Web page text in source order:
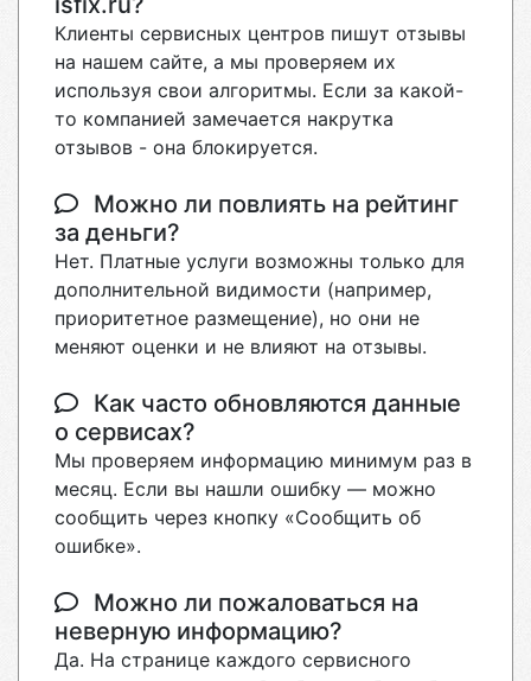
Клиенты сервисных центров пишут отзывы
на нашем сайте, а мы проверяем их
используя свои алгоритмы. Если за какой-
то компанией замечается накрутка
отзывов - она блокируется.
Можно ли повлиять на рейтинг
за деньги?
Нет. Платные услуги возможны только для
дополнительной видимости (например,
приоритетное размещение), но они не
меняют оценки и не влияют на отзывы.
Как часто обновляются данные
о сервисах?
Мы проверяем информацию минимум раз в
месяц. Если вы нашли ошибку — можно
сообщить через кнопку «Сообщить об
ошибке».
Можно ли пожаловаться на
неверную информацию?
Да. На странице каждого сервисного